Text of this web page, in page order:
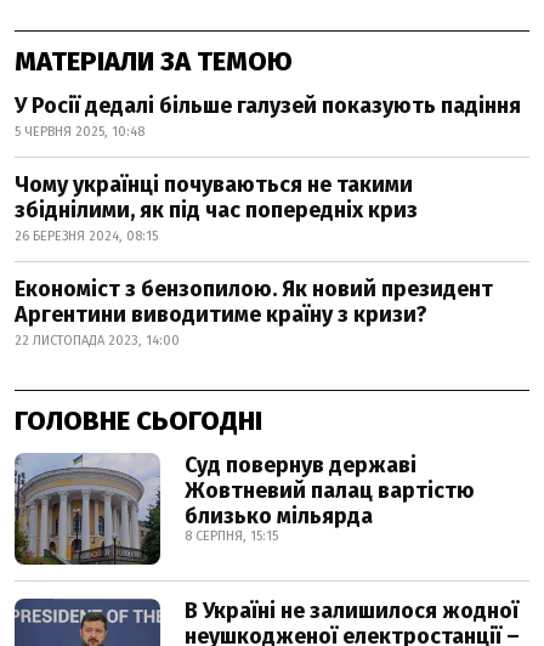
МАТЕРІАЛИ ЗА ТЕМОЮ
У Росії дедалі більше галузей показують падіння
5 ЧЕРВНЯ 2025, 10:48
Чому українці почуваються не такими
збіднілими, як під час попередніх криз
26 БЕРЕЗНЯ 2024, 08:15
Економіст з бензопилою. Як новий президент
Аргентини виводитиме країну з кризи?
22 ЛИСТОПАДА 2023, 14:00
ГОЛОВНЕ СЬОГОДНІ
Суд повернув державі
Жовтневий палац вартістю
близько мільярда
8 СЕРПНЯ, 15:15
В Україні не залишилося жодної
неушкодженої електростанції –